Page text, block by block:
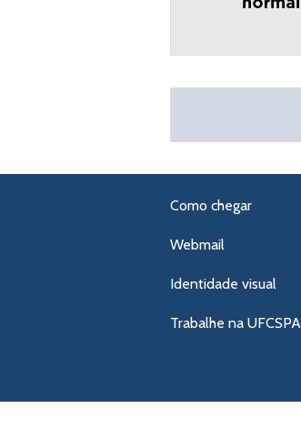
Como chegar
Webmail
Identidade visual
Trabalhe na UFCSPA